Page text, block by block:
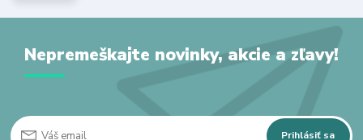
Nepremeškajte novinky, akcie a zľavy!
Prihlásiť sa